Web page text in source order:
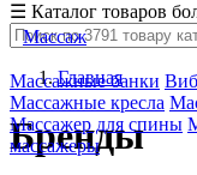
☰ Каталог товаров
Массаж
Массажные банки
Массажные кресла
Массажер для спины
массажеры
Главная
Бренды